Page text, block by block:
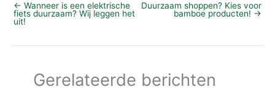
← Wanneer is een elektrische
fiets duurzaam? Wij leggen het
uit!
Duurzaam shoppen? Kies voor
bamboe producten! →
Gerelateerde berichten